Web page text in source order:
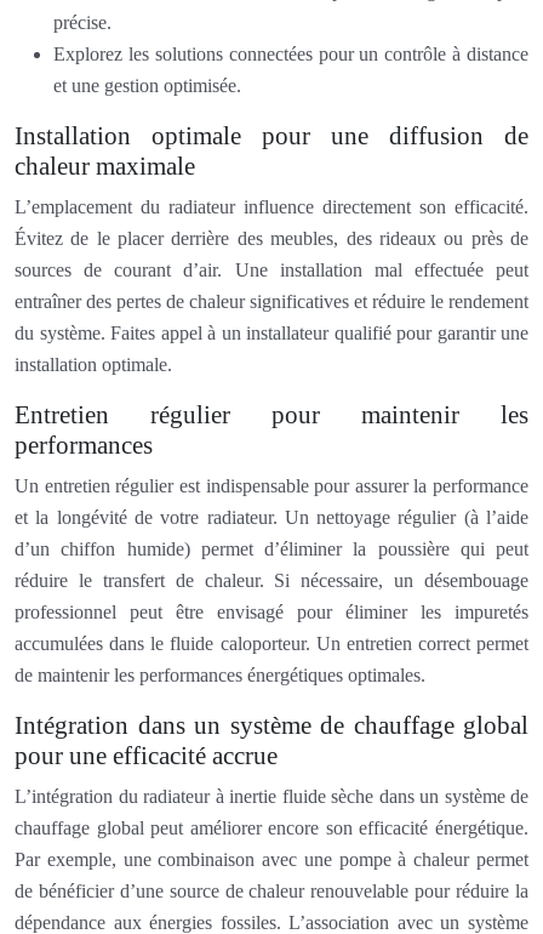
précise.
Explorez les solutions connectées pour un contrôle à distance
et une gestion optimisée.
Installation optimale pour une diffusion de
chaleur maximale
L’emplacement du radiateur influence directement son efficacité.
Évitez de le placer derrière des meubles, des rideaux ou près de
sources de courant d’air. Une installation mal effectuée peut
entraîner des pertes de chaleur significatives et réduire le rendement
du système. Faites appel à un installateur qualifié pour garantir une
installation optimale.
Entretien régulier pour maintenir les
performances
Un entretien régulier est indispensable pour assurer la performance
et la longévité de votre radiateur. Un nettoyage régulier (à l’aide
d’un chiffon humide) permet d’éliminer la poussière qui peut
réduire le transfert de chaleur. Si nécessaire, un désembouage
professionnel peut être envisagé pour éliminer les impuretés
accumulées dans le fluide caloporteur. Un entretien correct permet
de maintenir les performances énergétiques optimales.
Intégration dans un système de chauffage global
pour une efficacité accrue
L’intégration du radiateur à inertie fluide sèche dans un système de
chauffage global peut améliorer encore son efficacité énergétique.
Par exemple, une combinaison avec une pompe à chaleur permet
de bénéficier d’une source de chaleur renouvelable pour réduire la
dépendance aux énergies fossiles. L’association avec un système